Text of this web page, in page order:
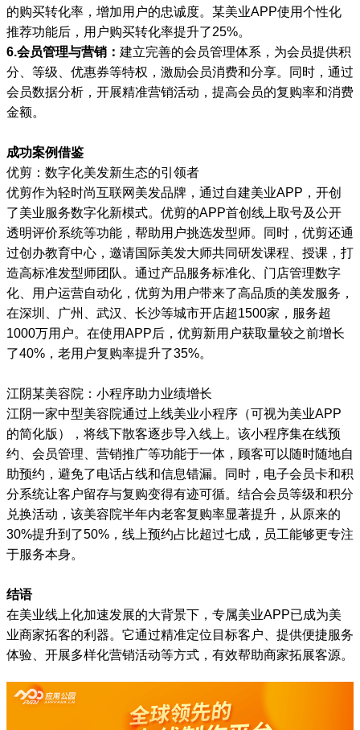
的购买转化率，增加用户的忠诚度。某美业APP使用个性化
推荐功能后，用户购买转化率提升了25%。
6.会员管理与营销： 建立完善的会员管理体系，为会员提供积
分、等级、优惠券等特权，激励会员消费和分享。同时，通过
会员数据分析，开展精准营销活动，提高会员的复购率和消费
金额。
成功案例借鉴
优剪：数字化美发新生态的引领者
优剪作为轻时尚互联网美发品牌，通过自建美业APP，开创
了美业服务数字化新模式。优剪的APP首创线上取号及公开
透明评价系统等功能，帮助用户挑选发型师。同时，优剪还通
过创办教育中心，邀请国际美发大师共同研发课程、授课，打
造高标准发型师团队。通过产品服务标准化、门店管理数字
化、用户运营自动化，优剪为用户带来了高品质的美发服务，
在深圳、广州、武汉、长沙等城市开店超1500家，服务超
1000万用户。在使用APP后，优剪新用户获取量较之前增长
了40%，老用户复购率提升了35%。
江阴某美容院：小程序助力业绩增长
江阴一家中型美容院通过上线美业小程序（可视为美业APP
的简化版），将线下散客逐步导入线上。该小程序集在线预
约、会员管理、营销推广等功能于一体，顾客可以随时随地自
助预约，避免了电话占线和信息错漏。同时，电子会员卡和积
分系统让客户留存与复购变得有迹可循。结合会员等级和积分
兑换活动，该美容院半年内老客复购率显著提升，从原来的
30%提升到了50%，线上预约占比超过七成，员工能够更专注
于服务本身。
结语
在美业线上化加速发展的大背景下，专属美业APP已成为美
业商家拓客的利器。它通过精准定位目标客户、提供便捷服务
体验、开展多样化营销活动等方式，有效帮助商家拓展客源。